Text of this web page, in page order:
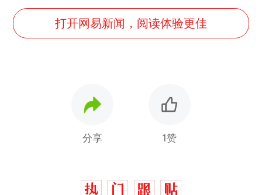
打开网易新闻，阅读体验更佳
分享 1赞